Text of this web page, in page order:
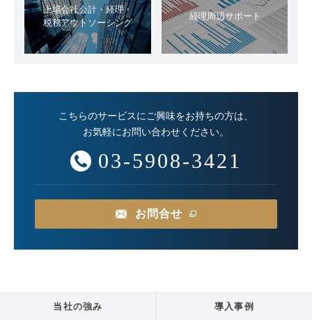
上場会社会計・経理・
税務アウトソーシング
経理周辺サポート
こちらのサービスにご興味をお持ちの方は、
お気軽にお問い合わせください。
03-5908-3421
お問合せ
当社の強み 導入事例